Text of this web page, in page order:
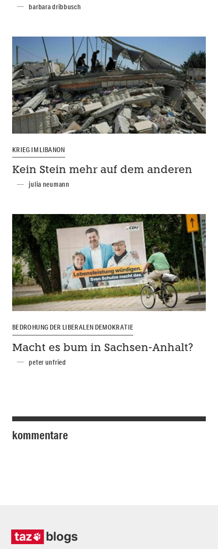
barbara dribbusch
KRIEG IM LIBANON
Kein Stein mehr auf dem anderen
julia neumann
BEDROHUNG DER LIBERALEN DEMOKRATIE
Macht es bum in Sachsen-Anhalt?
peter unfried
kommentare